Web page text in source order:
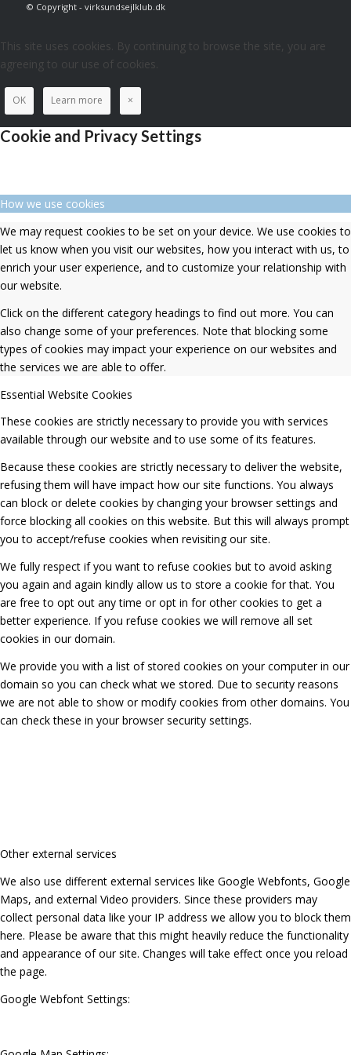
© Copyright - virksundsejlklub.dk
This site uses cookies. By continuing to browse the site, you are
agreeing to our use of cookies.
OK Learn more ×
Cookie and Privacy Settings
How we use cookies
We may request cookies to be set on your device. We use cookies to
let us know when you visit our websites, how you interact with us, to
enrich your user experience, and to customize your relationship with
our website.
Click on the different category headings to find out more. You can
also change some of your preferences. Note that blocking some
types of cookies may impact your experience on our websites and
the services we are able to offer.
Essential Website Cookies
These cookies are strictly necessary to provide you with services
available through our website and to use some of its features.
Because these cookies are strictly necessary to deliver the website,
refusing them will have impact how our site functions. You always
can block or delete cookies by changing your browser settings and
force blocking all cookies on this website. But this will always prompt
you to accept/refuse cookies when revisiting our site.
We fully respect if you want to refuse cookies but to avoid asking
you again and again kindly allow us to store a cookie for that. You
are free to opt out any time or opt in for other cookies to get a
better experience. If you refuse cookies we will remove all set
cookies in our domain.
We provide you with a list of stored cookies on your computer in our
domain so you can check what we stored. Due to security reasons
we are not able to show or modify cookies from other domains. You
can check these in your browser security settings.
Other external services
We also use different external services like Google Webfonts, Google
Maps, and external Video providers. Since these providers may
collect personal data like your IP address we allow you to block them
here. Please be aware that this might heavily reduce the functionality
and appearance of our site. Changes will take effect once you reload
the page.
Google Webfont Settings: